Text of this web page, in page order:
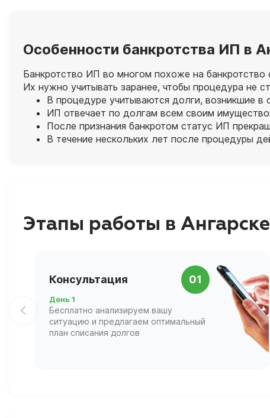
Особенности банкротства ИП в
Банкротство ИП во многом похоже на
Их нужно учитывать заранее, чтобы процедура не
В процедуре учитываются долги, возникшие в
ИП отвечает по долгам всем своим
После признания банкротом статус ИП
В течение нескольких лет после процедуры
Этапы работы в Ангарске
Консультация 01
День 1
Бесплатно анализируем вашу
ситуацию и предлагаем оптимальный
план списания долгов